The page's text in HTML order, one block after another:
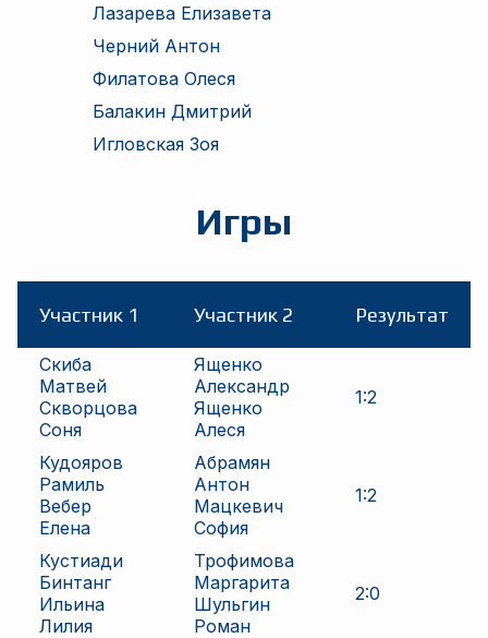
Лазарева Елизавета
Черний Антон
Филатова Олеся
Балакин Дмитрий
Игловская Зоя
Игры
Участник 1 Участник 2 Результат
Скиба
Матвей
Скворцова
Соня
Ященко
Александр
Ященко
Алеся
1:2
Кудояров
Рамиль
Вебер
Елена
Абрамян
Антон
Мацкевич
София
1:2
Кустиади
Бинтанг
Ильина
Лилия
Трофимова
Маргарита
Шульгин
Роман
2:0